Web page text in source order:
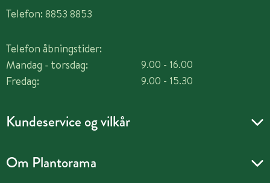
Telefon: 8853 8853
Telefon åbningstider:
Mandag - torsdag:
Fredag:
9.00 - 16.00
9.00 - 15.30
Kundeservice og vilkår
Om Plantorama